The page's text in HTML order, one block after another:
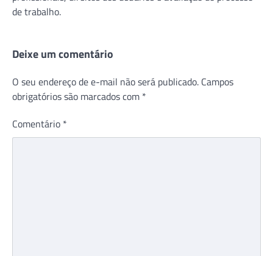
de trabalho.
Deixe um comentário
O seu endereço de e-mail não será publicado. Campos
obrigatórios são marcados com *
Comentário *